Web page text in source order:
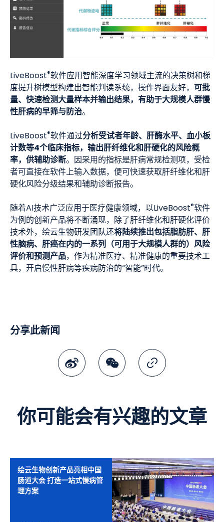
LiveBoost®软件应用智能深度学习领域主流的决策树和梯
度提升树模型构建出智能判读系统，操作界面友好， 可批
量、快速检测大量样本并输出结果，有助于大规模人群慢
性肝病的早筛与防治。
LiveBoost®软件通过分析受试者年龄、肝酶水平、血小板
计数等4个临床指标，输出肝纤维化和肝硬化的风险概
率，供辅助诊断。因采用的指标是肝病常规检测项，受检
者可直接在软件上输入数据，便可快速获取肝纤维化和肝
硬化风险分级结果和辅助诊断报告。
随着AI技术广泛应用于医疗健康领域，以LiveBoost®软件
为例的创新产品将不断涌现，除了肝纤维化和肝硬化评价
技术外，绘云生物研发团队还将陆续推出包括脂肪肝、肝
性脑病、肝癌在内的一系列（可用于大规模人群的）风险
评价和预测产品，作为精准医疗、精准健康的重要技术工
具，开启慢性肝病等疾病防治的“智能”时代。
分享此新闻
你可能会有兴趣的文章
绘云生物创新产品亮相中国
肠道大会 打造一站式慢病管
理方案